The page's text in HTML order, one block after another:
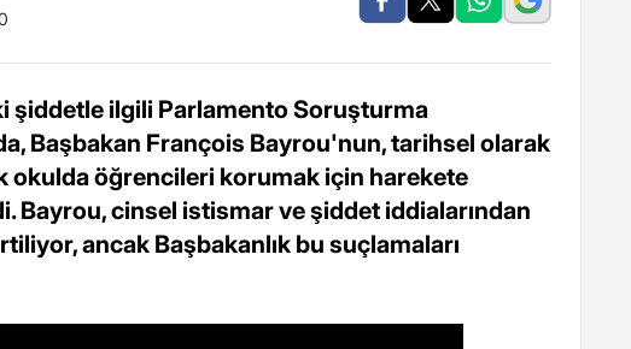
şiddetle ilgili Parlamento Soruşturma
Başbakan François Bayrou'nun, tarihsel olarak
okulda öğrencileri korumak için harekete
Bayrou, cinsel istismar ve şiddet iddialarından
ancak Başbakanlık bu suçlamaları